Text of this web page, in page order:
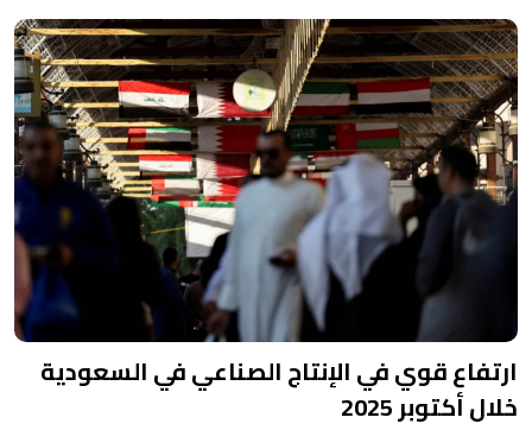
ارتفاع قوي في الإنتاج الصناعي في السعودية
خلال أكتوبر 2025